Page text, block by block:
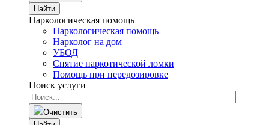
Найти
Наркологическая помощь
Наркологическая помощь
Нарколог на дом
УБОД
Снятие наркотической ломки
Помощь при передозировке
Поиск услуги
Очистить